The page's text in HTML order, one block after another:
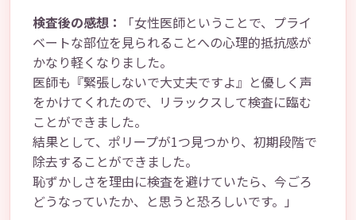
検査後の感想：
「女性医師ということで、プライ
ベートな部位を見られることへの心理的抵抗感が
かなり軽くなりました。
医師も『緊張しないで大丈夫ですよ』と優しく声
をかけてくれたので、リラックスして検査に臨む
ことができました。
結果として、ポリープが1つ見つかり、初期段階で
除去することができました。
恥ずかしさを理由に検査を避けていたら、今ごろ
どうなっていたか、と思うと恐ろしいです。」